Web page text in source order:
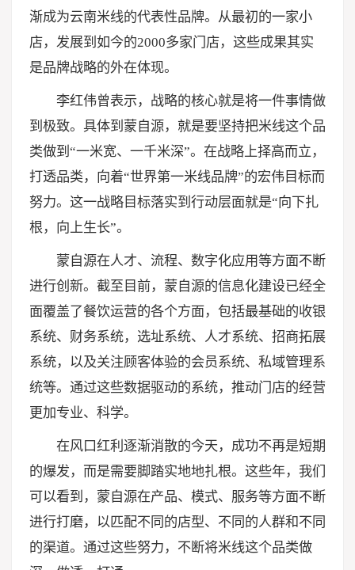
渐成为云南米线的代表性品牌。从最初的一家小
店，发展到如今的2000多家门店，这些成果其实
是品牌战略的外在体现。
李红伟曾表示，战略的核心就是将一件事情做
到极致。具体到蒙自源，就是要坚持把米线这个品
类做到“一米宽、一千米深”。在战略上择高而立，
打透品类，向着“世界第一米线品牌”的宏伟目标而
努力。这一战略目标落实到行动层面就是“向下扎
根，向上生长”。
蒙自源在人才、流程、数字化应用等方面不断
进行创新。截至目前，蒙自源的信息化建设已经全
面覆盖了餐饮运营的各个方面，包括最基础的收银
系统、财务系统，选址系统、人才系统、招商拓展
系统，以及关注顾客体验的会员系统、私域管理系
统等。通过这些数据驱动的系统，推动门店的经营
更加专业、科学。
在风口红利逐渐消散的今天，成功不再是短期
的爆发，而是需要脚踏实地地扎根。这些年，我们
可以看到，蒙自源在产品、模式、服务等方面不断
进行打磨，以匹配不同的店型、不同的人群和不同
的渠道。通过这些努力，不断将米线这个品类做